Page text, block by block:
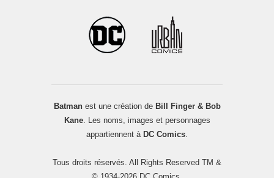
Batmanest une création de Bill Finger & Bob
Kane. Les noms, images et personnages
appartiennent à DC Comics.
Tous droits réservés. All Rights Reserved TM &